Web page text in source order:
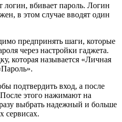
логин, вбивает пароль. Логин
в этом случае вводят один
предпринять шаги, которые
через настройки гаджета.
которая называется «Личная
подтвердить вход, а после
этого нажимают на
выбрать надежный и больше
сервисах.